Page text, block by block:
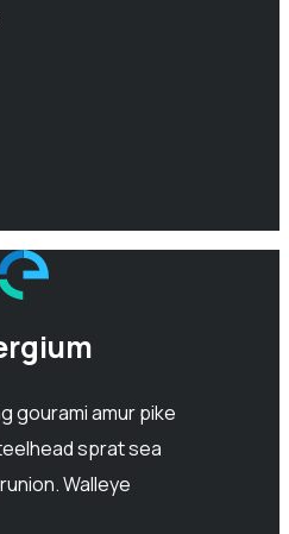
gourami amur pike
sprat sea
Walleye